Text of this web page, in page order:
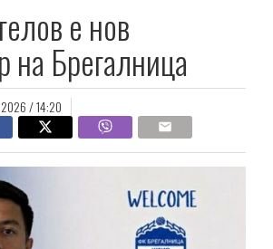
е нов
на Брегалница
/ 14:20